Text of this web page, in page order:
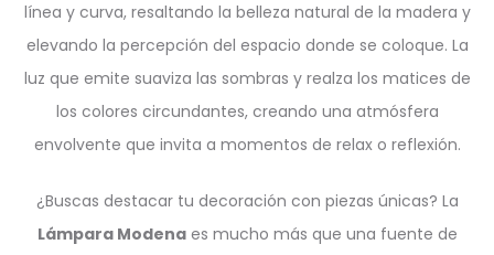
línea y curva, resaltando la belleza natural de la madera y
elevando la percepción del espacio donde se coloque. La
luz que emite suaviza las sombras y realza los matices de
los colores circundantes, creando una atmósfera
envolvente que invita a momentos de relax o reflexión.
¿Buscas destacar tu decoración con piezas únicas? La
Lámpara Modenaes mucho más que una fuente de